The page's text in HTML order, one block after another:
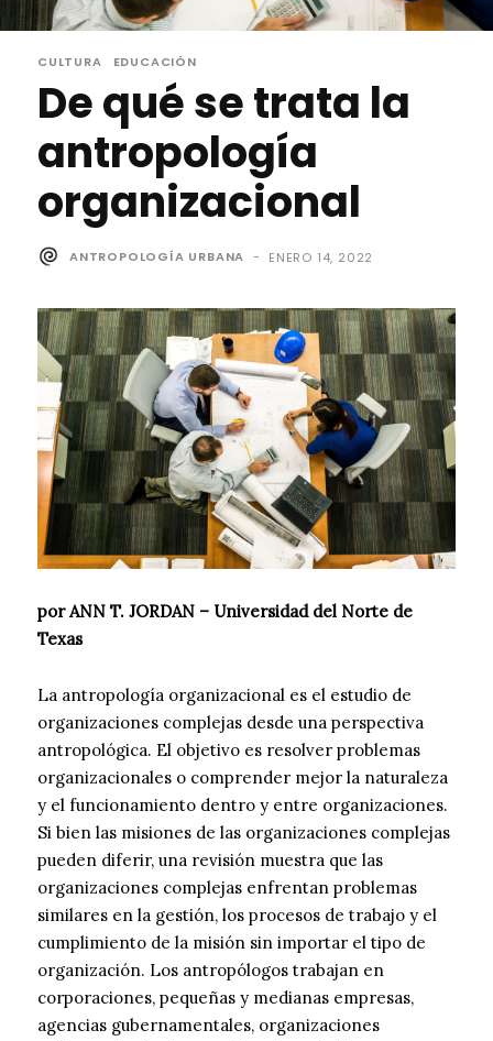
CULTURA EDUCACIÓN
De qué se trata la
antropología
organizacional
ANTROPOLOGÍA URBANA - ENERO 14, 2022
por ANN T. JORDAN – Universidad del Norte de
Texas
La antropología organizacional es el estudio de
organizaciones complejas desde una perspectiva
antropológica. El objetivo es resolver problemas
organizacionales o comprender mejor la naturaleza
y el funcionamiento dentro y entre organizaciones.
Si bien las misiones de las organizaciones complejas
pueden diferir, una revisión muestra que las
organizaciones complejas enfrentan problemas
similares en la gestión, los procesos de trabajo y el
cumplimiento de la misión sin importar el tipo de
organización. Los antropólogos trabajan en
corporaciones, pequeñas y medianas empresas,
agencias gubernamentales, organizaciones